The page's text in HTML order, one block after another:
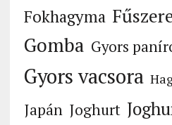
Fokhagyma
Gomba Gyors
Gyors vacsora
Japán Joghurt